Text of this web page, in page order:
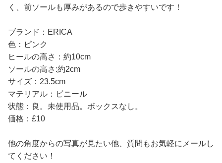
く、前ソールも厚みがあるので歩きやすいです！
ブランド：ERICA
色：ピンク
ヒールの高さ：約10cm
ソールの高さ:約2cm
サイズ：23.5cm
マテリアル：ビニール
状態：良。未使用品。ボックスなし。
価格：£10
他の角度からの写真が見たい他、質問もお気軽にメールし
てください！